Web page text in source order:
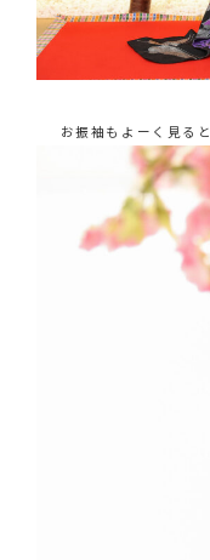
お振袖もよーく見る